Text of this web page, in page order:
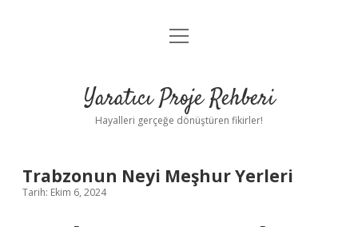
Anasayfa
Yasal Uyarı
menüyü
Yaratıcı Proje Rehberi
Hayalleri gerçeğe dönüştüren fikirler!
Trabzonun Neyi Meşhur Yerleri
Tarih: Ekim 6, 2024